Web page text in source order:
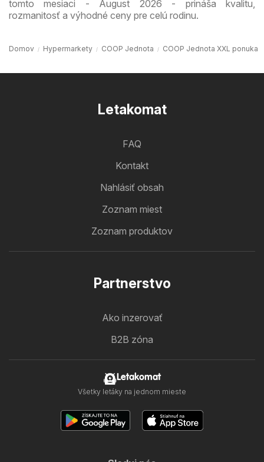
tomto mesiaci - August 2026 - prináša kvalitu,
rozmanitosť a výhodné ceny pre celú rodinu.
Domov Hypermarkety COOP Jednota COOP Jednota XXL ponuka
Letakomat
FAQ
Kontakt
Nahlásiť obsah
Zoznam miest
Zoznam produktov
Partnerstvo
Ako inzerovať
B2B zóna
Letakomat
Všetky letáky na jednom mieste